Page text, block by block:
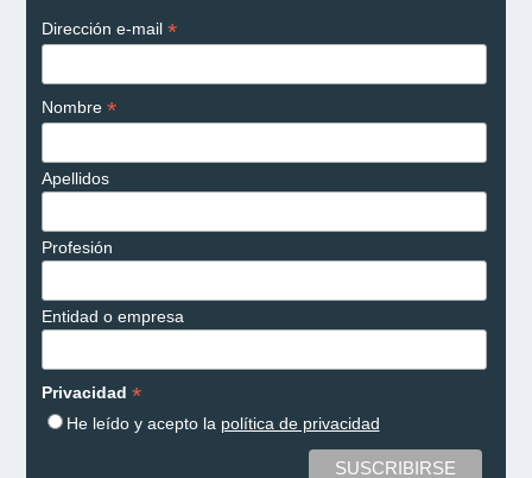
Dirección e-mail *
Nombre *
Apellidos
Profesión
Entidad o empresa
Privacidad *
He leído y acepto la política de privacidad